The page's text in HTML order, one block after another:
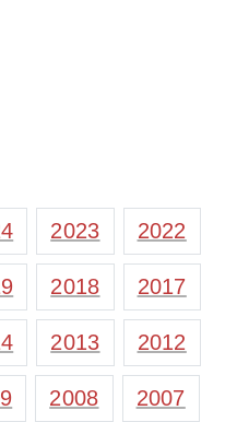
2023 2022
2018 2017
2013 2012
2008 2007